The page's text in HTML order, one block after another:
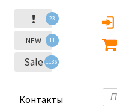
! 23
NEW 11
Sale 1136
Контакты